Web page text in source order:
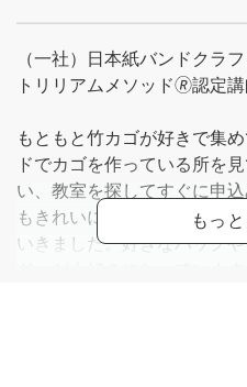
（一社）日本紙バンドクラ
トリリアムメソッド🄬認定講
もともと竹カゴが好きで集
ドでカゴを作っている所を
い、教室を探してすぐに申
もきれいに作ることが出来
いきました。好きなバッグ